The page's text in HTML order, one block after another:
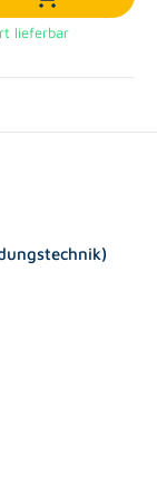
In den
lieferbar